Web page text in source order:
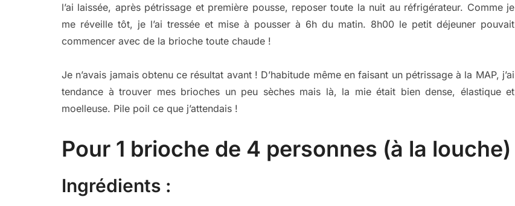
l’ai laissée, après pétrissage et première pousse, reposer toute la nuit au réfrigérateur. Comme je
me réveille tôt, je l’ai tressée et mise à pousser à 6h du matin. 8h00 le petit déjeuner pouvait
commencer avec de la brioche toute chaude !
Je n’avais jamais obtenu ce résultat avant ! D’habitude même en faisant un pétrissage à la MAP, j’ai
tendance à trouver mes brioches un peu sèches mais là, la mie était bien dense, élastique et
moelleuse. Pile poil ce que j’attendais !
Pour 1 brioche de 4 personnes (à la louche)
Ingrédients :